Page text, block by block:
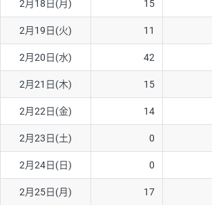
2月18日(月) 15
2月19日(火) 11
2月20日(水) 42
2月21日(木) 15
2月22日(金) 14
2月23日(土) 0
2月24日(日) 0
2月25日(月) 17